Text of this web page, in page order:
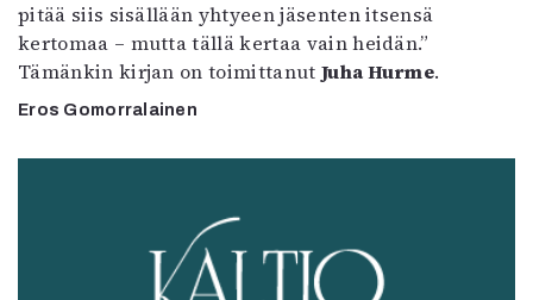
pitää siis sisällään yhtyeen jäsenten itsensä
kertomaa – mutta tällä kertaa vain heidän.”
Tämänkin kirjan on toimittanut Juha Hurme.
Eros Gomorralainen